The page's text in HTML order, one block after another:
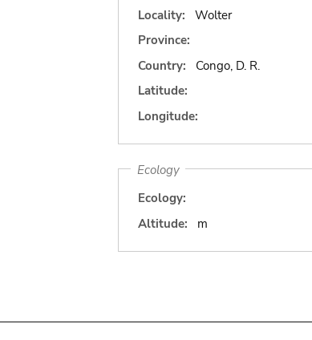
Locality:
Wolter
Province:
Country:
Congo, D. R.
Latitude:
Longitude:
Ecology
Ecology:
Altitude:
m